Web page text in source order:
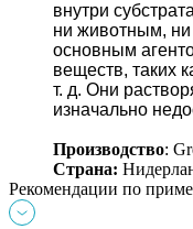
внутри
ни животным,
основным
веществ, таких
т. д. Они
изначально
Производство:
Страна:
Рекомендации по